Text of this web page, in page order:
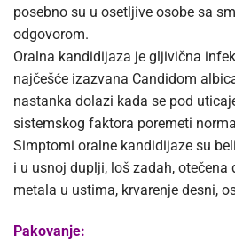
posebno su u osetljive osobe sa
odgovorom.
Oralna kandidijaza je gljivična
najčešće izazvana Candidom
nastanka dolazi kada se pod
sistemskog faktora poremeti
Simptomi oralne kandidijaze su
i u usnoj duplji, loš zadah, otečena
metala u ustima, krvarenje desni,
Pakovanje: